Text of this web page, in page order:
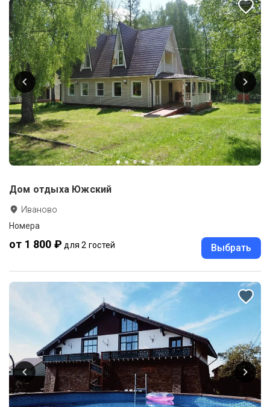
Дом отдыха Южский
Иваново
Номера
от 1 800 ₽ для 2 гостей Выбрать